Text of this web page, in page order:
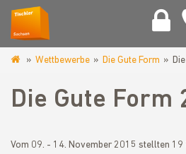
zwickau.de
Wettbewerbe Die Gute Form
Die Gute Form
Vom 09. - 14. November 2015 stellten